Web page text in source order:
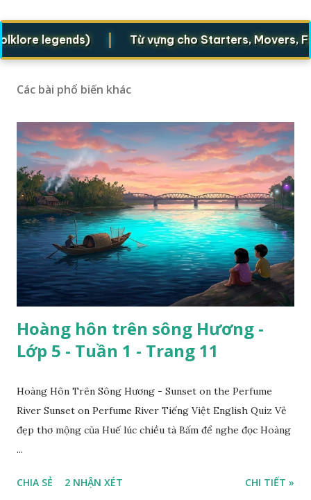
legends) | Từ vựng cho Starters, Movers, Flyers
Các bài phổ biến khác
Hoàng hôn trên sông Hương -
Lớp 5 - Tuần 1 - Trang 11
Hoàng Hôn Trên Sông Hương - Sunset on the Perfume
River Sunset on Perfume River Tiếng Việt English Quiz Vẻ
đẹp thơ mộng của Huế lúc chiều tà Bấm để nghe đọc Hoàng
...
CHIA SẺ 2 NHẬN XÉT CHI TIẾT »